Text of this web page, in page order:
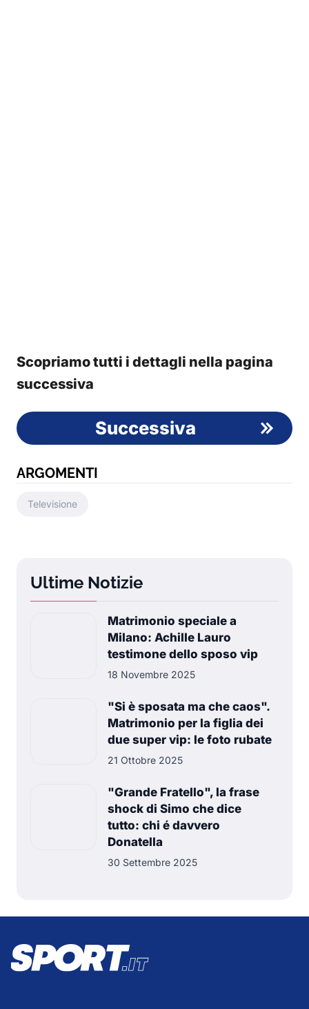
Scopriamo tutti i dettagli nella pagina
successiva
Successiva
ARGOMENTI
Televisione
Ultime Notizie
Matrimonio speciale a
Milano: Achille Lauro
testimone dello sposo vip
18 Novembre 2025
"Si è sposata ma che caos".
Matrimonio per la figlia dei
due super vip: le foto rubate
21 Ottobre 2025
"Grande Fratello", la frase
shock di Simo che dice
tutto: chi é davvero
Donatella
30 Settembre 2025